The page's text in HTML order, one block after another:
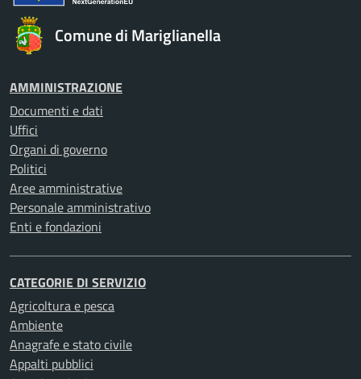
Comune di Mariglianella
AMMINISTRAZIONE
Documenti e dati
Uffici
Organi di governo
Politici
Aree amministrative
Personale amministrativo
Enti e fondazioni
CATEGORIE DI SERVIZIO
Agricoltura e pesca
Ambiente
Anagrafe e stato civile
Appalti pubblici